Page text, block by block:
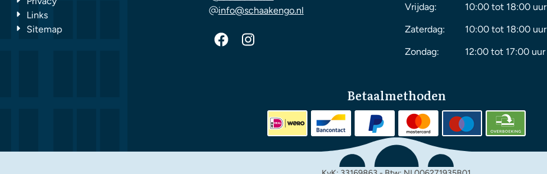
Links
Sitemap
info@schaakengo.nl
Vrijdag:
10:00 tot 18:00 uur
Zaterdag:
10:00 tot 18:00 uur
Zondag:
12:00 tot 17:00 uur
Betaalmethoden